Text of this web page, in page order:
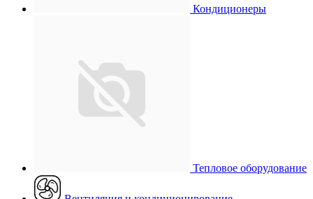
Кондиционеры
Тепловое оборудование